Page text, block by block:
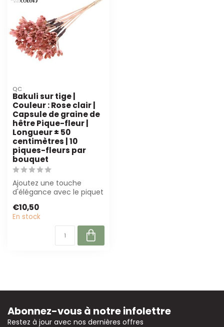
QC
Bakuli sur tige |
Couleur : Rose clair |
Capsule de graine de
hêtre Pique-fleur |
Longueur ± 50
centimètres | 10
piques-fleurs par
bouquet
Ajoutez une touche
d'élégance avec le piquet
pour le...
€10,50
En stock
Abonnez-vous à notre infolettre
Restez à jour avec nos dernières offres